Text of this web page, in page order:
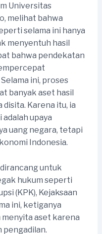
Universitas
melihat bahwa
selama ini hanya
menyentuh hasil
bahwa pendekatan
ini, proses
banyak aset hasil
disita. Karena itu, ia
adalah upaya
uang negara, tetapi
Indonesia.
untuk
hukum seperti
(KPK), Kejaksaan
ini, ketiganya
aset karena
pengadilan.